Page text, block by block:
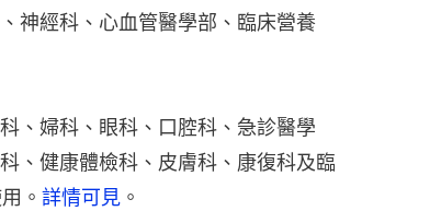
神經科、心血管醫學部、臨床營養
、婦科、眼科、口腔科、急診醫學
、健康體檢科、皮膚科、康復科及臨
。 詳情可見 。